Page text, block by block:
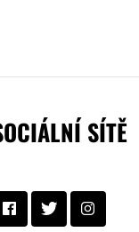
SÍTĚ